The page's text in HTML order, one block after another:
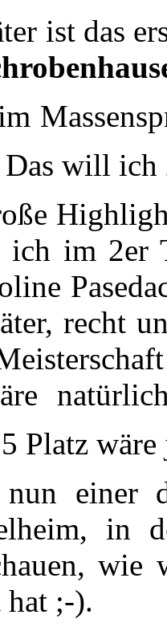
ist das
Das will
im 2er
recht
Platz
einer
in
hat ;-).